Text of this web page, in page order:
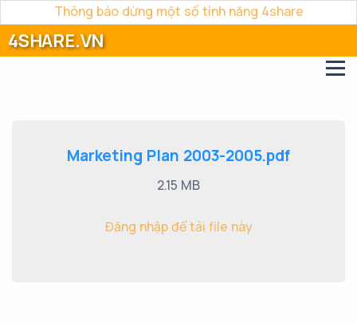
Thông báo dừng một số tính năng 4share
4SHARE.VN
Marketing Plan 2003-2005.pdf
2.15 MB
Đăng nhập để tải file này